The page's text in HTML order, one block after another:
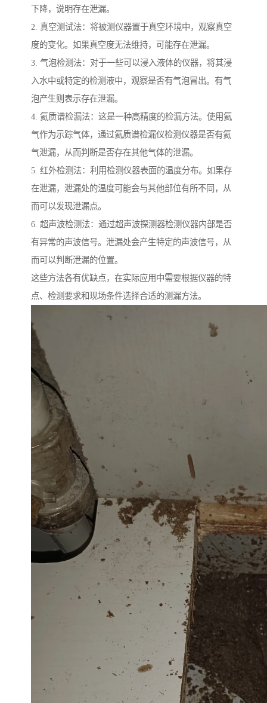
下降，说明存在泄漏。
2. 真空测试法：将被测仪器置于真空环境中，观察真空
度的变化。如果真空度无法维持，可能存在泄漏。
3. 气泡检测法：对于一些可以浸入液体的仪器，将其浸
入水中或特定的检测液中，观察是否有气泡冒出。有气
泡产生则表示存在泄漏。
4. 氦质谱检漏法：这是一种高精度的检漏方法。使用氦
气作为示踪气体，通过氦质谱检漏仪检测仪器是否有氦
气泄漏，从而判断是否存在其他气体的泄漏。
5. 红外检测法：利用检测仪器表面的温度分布。如果存
在泄漏，泄漏处的温度可能会与其他部位有所不同，从
而可以发现泄漏点。
6. 超声波检测法：通过超声波探测器检测仪器内部是否
有异常的声波信号。泄漏处会产生特定的声波信号，从
而可以判断泄漏的位置。
这些方法各有优缺点，在实际应用中需要根据仪器的特
点、检测要求和现场条件选择合适的测漏方法。